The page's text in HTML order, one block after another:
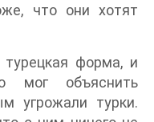
что они хотят
форма, и
мог объяснить
угрожали турки.